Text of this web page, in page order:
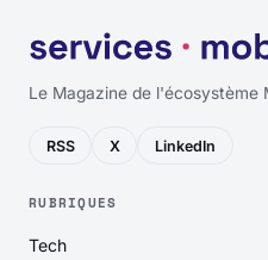
Le Magazine de l'écosystème
RSS X LinkedIn
RUBRIQUES
Tech